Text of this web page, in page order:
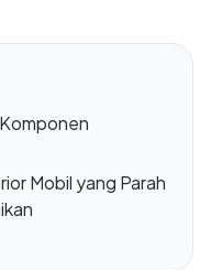
Mobil yang Parah